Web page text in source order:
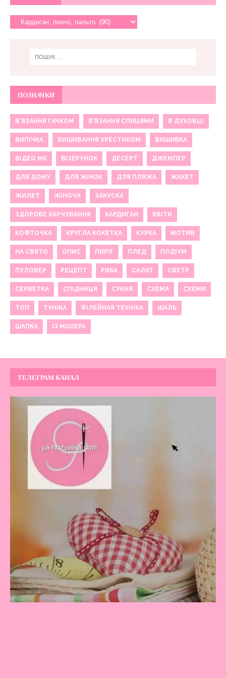
ПОЗНАЧКИ
В'ЯЗАННЯ ГАЧКОМ В'ЯЗАННЯ СПИЦЯМИ В ДУХОВЦІ
ВИПІЧКА ВИШИВАННЯ ХРЕСТИКОМ ВИШИВКА
ВІДЕО МК ВІЗЕРУНОК ДЕСЕРТ ДЖЕМПЕР
ДЛЯ ДОМУ ДЛЯ ЖІНОК ДЛЯ ПЛЯЖА ЖАКЕТ
ЖИЛЕТ ЖІНОЧА ЗАКУСКА
ЗДОРОВЕ ХАРЧУВАННЯ КАРДИГАН КВІТИ
КОФТОЧКА КРУГЛА КОКЕТКА КУРКА МОТИВ
НА СВЯТО ОПИС ПИРІГ ПЛЕД ПОДІУМ
ПУЛОВЕР РЕЦЕПТ РИБА САЛАТ СВЕТР
СЕРВЕТКА СПІДНИЦЯ СУКНЯ СХЕМА СХЕМИ
ТОП ТУНІКА ФІЛЕЙНАЯ ТЕХНІКА ШАЛЬ
ШАПКА ІЗ МОХЕРА
ТЕЛЕГРАМ КАНАЛ